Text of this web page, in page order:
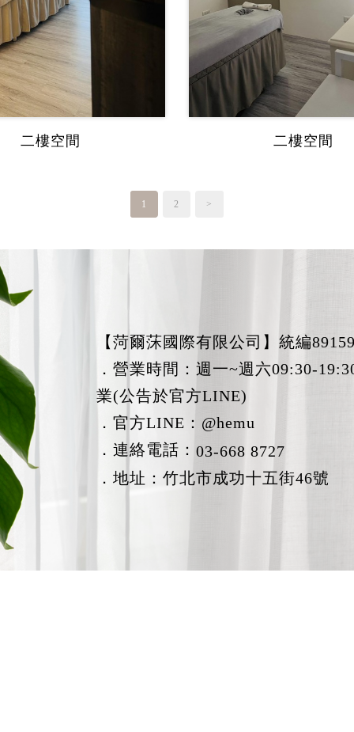
二樓空間 二樓空間
1 2 >
【菏爾莯國際有限公司】統編
．營業時間：週一~週六09:30-
業(公告於官方LINE)
．官方LINE： @hemu
．連絡電話： 03-668 8727
．地址：竹北市成功十五街46號